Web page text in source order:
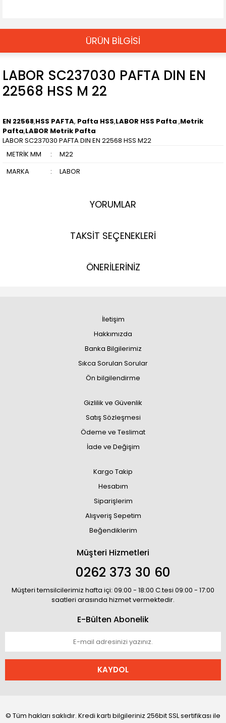
ÜRÜN BİLGİSİ
LABOR SC237030 PAFTA DIN EN
22568 HSS M 22
EN 22568,HSS PAFTA, Pafta HSS,LABOR HSS Pafta ,Metrik
Pafta,LABOR Metrik Pafta
LABOR SC237030 PAFTA DIN EN 22568 HSS M22
METRİK MM
:
M22
MARKA
: LABOR
YORUMLAR
TAKSİT SEÇENEKLERİ
ÖNERİLERİNİZ
İletişim
Hakkımızda
Banka Bilgilerimiz
Sıkca Sorulan Sorular
Ön bilgilendirme
Gizlilik ve Güvenlik
Satış Sözleşmesi
Ödeme ve Teslimat
İade ve Değişim
Kargo Takip
Hesabım
Siparişlerim
Alışveriş Sepetim
Beğendiklerim
Müşteri Hizmetleri
0262 373 30 60
Müşteri temsilcilerimiz hafta içi: 09:00 - 18:00 C.tesi 09:00 - 17:00
saatleri arasında hizmet vermektedir.
E-Bülten Abonelik
KAYDOL
© Tüm hakları saklıdır. Kredi kartı bilgileriniz 256bit SSL sertifikası ile